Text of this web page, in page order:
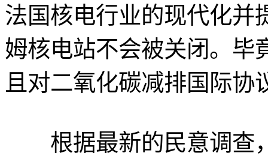
法国核电行业的现代化并
姆核电站不会被关闭。毕
且对二氧化碳减排国际协
根据最新的民意调查，